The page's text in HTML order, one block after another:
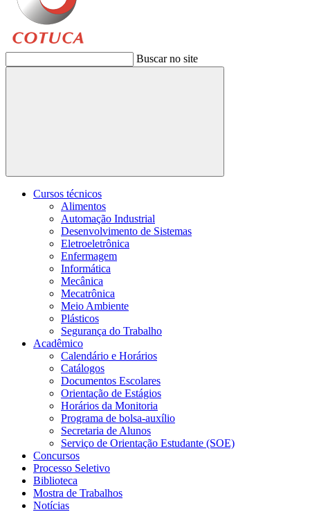
Buscar no site
Buscar
Cursos técnicos
Alimentos
Automação Industrial
Desenvolvimento de Sistemas
Eletroeletrônica
Enfermagem
Informática
Mecânica
Mecatrônica
Meio Ambiente
Plásticos
Segurança do Trabalho
Acadêmico
Calendário e Horários
Catálogos
Documentos Escolares
Orientação de Estágios
Horários da Monitoria
Programa de bolsa-auxílio
Secretaria de Alunos
Serviço de Orientação Estudante (SOE)
Concursos
Processo Seletivo
Biblioteca
Mostra de Trabalhos
Notícias